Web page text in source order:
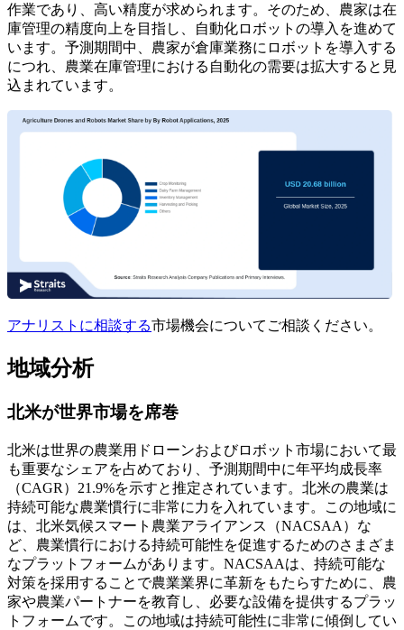
作業であり、高い精度が求められます。そのため、農家は在
庫管理の精度向上を目指し、自動化ロボットの導入を進めて
います。予測期間中、農家が倉庫業務にロボットを導入する
につれ、農業在庫管理における自動化の需要は拡大すると見
込まれています。
アナリストに相談する市場機会についてご相談ください。
地域分析
北米が世界市場を席巻
北米は世界の農業用ドローンおよびロボット市場において最
も重要なシェアを占めており、予測期間中に年平均成長率
（CAGR）21.9%を示すと推定されています。北米の農業は
持続可能な農業慣行に非常に力を入れています。この地域に
は、北米気候スマート農業アライアンス（NACSAA）な
ど、農業慣行における持続可能性を促進するためのさまざま
なプラットフォームがあります。NACSAAは、持続可能な
対策を採用することで農業業界に革新をもたらすために、農
家や農業パートナーを教育し、必要な設備を提供するプラッ
トフォームです。この地域は持続可能性に非常に傾倒してい